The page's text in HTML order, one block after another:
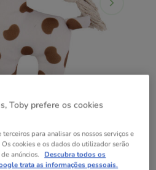
Toby prefere os cookies
para analisar os nossos serviços e
cookies e os dados do utilizador serão
anúncios. Descubra todos os
trata as informações pessoais.